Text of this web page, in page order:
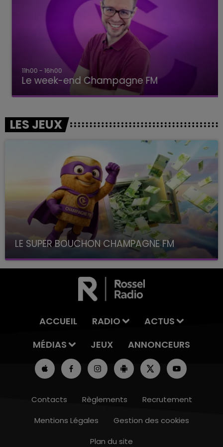
16h00 - 20h00
11h00 - 16h00
Le week-end Champagne FM
LES JEUX
LE SUPER BOUCHON CHAMPAGNE FM
avec La Famille Champagne FM, à 8H10
ACCUEIL RADIO
ACTUS
MÉDIAS
JEUX ANNONCEURS
Contacts Règlements
Recrutement
Mentions Légales
Gestion des cookies
Plan du site